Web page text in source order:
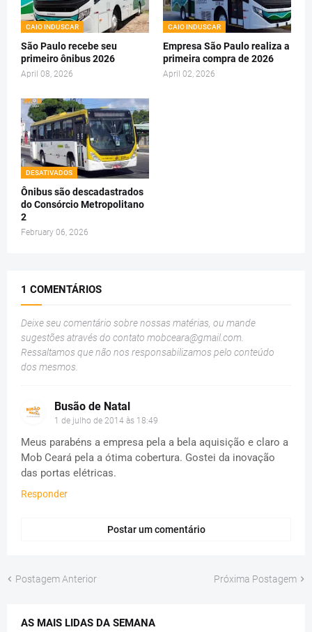
CAIO INDUSCAR
São Paulo recebe seu
primeiro ônibus 2026
April 08, 2026
CAIO INDUSCAR
Empresa São Paulo realiza a
primeira compra de 2026
April 02, 2026
DESATIVADOS
Ônibus são descadastrados
do Consórcio Metropolitano
2
February 06, 2026
1 COMENTÁRIOS
Deixe seu comentário sobre nossas matérias, ou mande
sugestões através do contato mobceara@gmail.com
Ressaltamos que não nos responsabilizamos pelo conteúdo
dos mesmos.
Busão de Natal
1 de julho de 2014 às 18:49
Meus parabéns a empresa pela a bela aquisição e claro a
Mob Ceará pela a ótima cobertura. Gostei da inovação
das portas elétricas.
Responder
Postar um comentário
Postagem Anterior Próxima Postagem
AS MAIS LIDAS DA SEMANA